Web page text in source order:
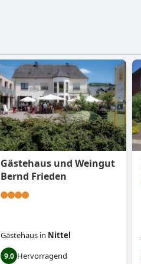
Gästehaus und Weingut
Bernd Frieden
Gästehaus in Nittel
9.0 Hervorragend